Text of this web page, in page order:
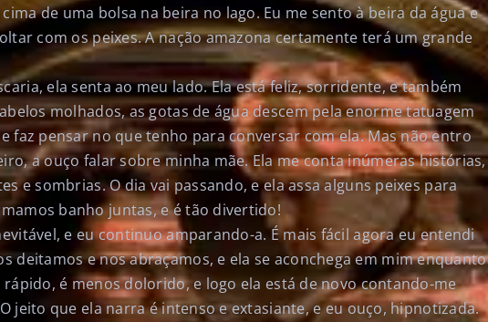
de uma bolsa na beira no lago. Eu me sento à beira da água e
com os peixes. A nação amazona certamente terá um grande
ela senta ao meu lado. Ela está feliz, sorridente, e também
molhados, as gotas de água descem pela enorme tatuagem
faz pensar no que tenho para conversar com ela. Mas não entro
a ouço falar sobre minha mãe. Ela me conta inúmeras histórias,
e sombrias. O dia vai passando, e ela assa alguns peixes para
banho juntas, e é tão divertido!
e eu continuo amparando-a. É mais fácil agora eu entendi
deitamos e nos abraçamos, e ela se aconchega em mim enquanto
rápido, é menos dolorido, e logo ela está de novo contando-me
jeito que ela narra é intenso e extasiante, e eu ouço, hipnotizada.